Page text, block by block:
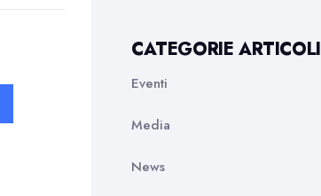
CATEGORIE ARTICOLI
Eventi
Media
News